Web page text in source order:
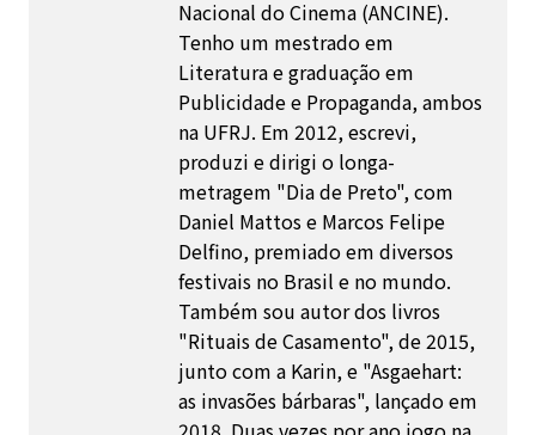
Nacional do Cinema (ANCINE).
Tenho um mestrado em
Literatura e graduação em
Publicidade e Propaganda, ambos
na UFRJ. Em 2012, escrevi,
produzi e dirigi o longa-
metragem "Dia de Preto", com
Daniel Mattos e Marcos Felipe
Delfino, premiado em diversos
festivais no Brasil e no mundo.
Também sou autor dos livros
"Rituais de Casamento", de 2015,
junto com a Karin, e "Asgaehart:
as invasões bárbaras", lançado em